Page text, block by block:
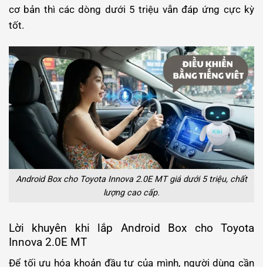
cơ bản thì các dòng dưới 5 triệu vẫn đáp ứng cực kỳ
tốt.
Android Box cho Toyota Innova 2.0E MT giá dưới 5 triệu, chất
lượng cao cấp.
Lời khuyên khi lắp Android Box cho Toyota
Innova 2.0E MT
Để tối ưu hóa khoản đầu tư của mình, người dùng cần